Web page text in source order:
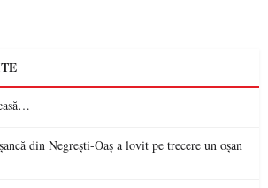
din Negrești-Oaș a lovit pe trecere un oșan